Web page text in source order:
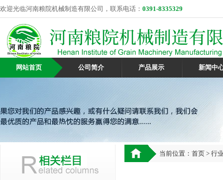
欢迎光临河南粮院机械制造有限公司，联系电话： 0391-8335329
网站首页 公司简介 产品展示 新闻中
当前位置： 首页 > 行